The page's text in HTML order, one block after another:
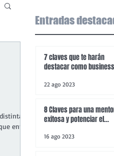
entran
Entradas
7 claves que te harán
destacar como business
22 ago 2023
8 Claves para una
exitosa y potenciar el
profesional
16 ago 2023